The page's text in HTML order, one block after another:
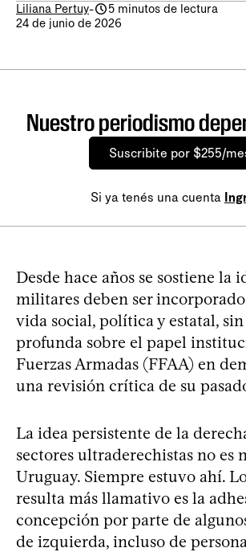
Liliana Pertuy-
5 minutos de lectura
24 de junio de 2026
Nuestro periodismo
Suscribite por $255/
Si ya tenés una cuenta
Desde hace años se sostiene la
militares deben ser
vida social, política y estatal,
profunda sobre el papel
Fuerzas Armadas (FFAA) en
una revisión crítica de su
La idea persistente de la
sectores ultraderechistas no es
Uruguay. Siempre estuvo ahí.
resulta más llamativo es la
concepción por parte de
de izquierda, incluso de